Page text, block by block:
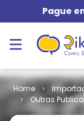
Pague
Outras